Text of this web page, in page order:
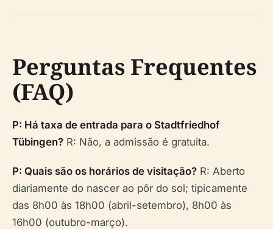
Perguntas Frequentes
(FAQ)
P: Há taxa de entrada para o Stadtfriedhof
Tübingen? R: Não, a admissão é gratuita.
P: Quais são os horários de visitação? R: Aberto
diariamente do nascer ao pôr do sol; tipicamente
das 8h00 às 18h00 (abril-setembro), 8h00 às
16h00 (outubro-março).